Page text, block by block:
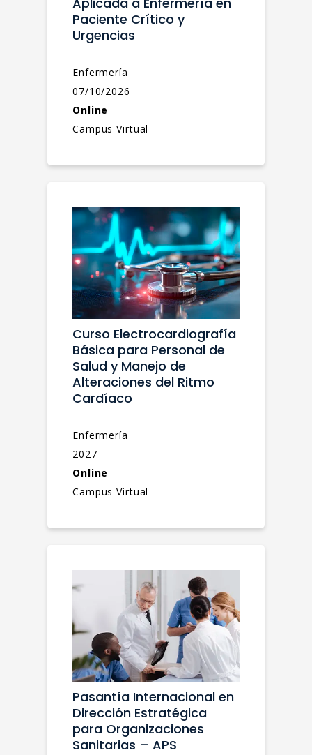
Paciente Crítico y
Urgencias
Enfermería
07/10/2026
Online
Campus Virtual
Curso Electrocardiografía
Básica para Personal de
Salud y Manejo de
Alteraciones del Ritmo
Cardíaco
Enfermería
2027
Online
Campus Virtual
Pasantía Internacional en
Dirección Estratégica
para Organizaciones
Sanitarias – APS